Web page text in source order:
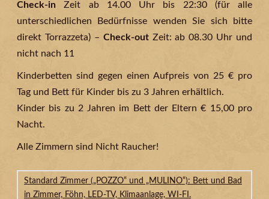
Check-in Zeit ab 14.00 Uhr bis 22:30 (für alle
unterschiedlichen Bedürfnisse wenden Sie sich bitte
direkt Torrazzeta) – Check-outZeit: ab 08.30 Uhr und
nicht nach 11
Kinderbetten sind gegen einen Aufpreis von 25 € pro
Tag und Bett für Kinder bis zu 3 Jahren erhältlich.
Kinder bis zu 2 Jahren im Bett der Eltern € 15,00 pro
Nacht.
Alle Zimmern sind Nicht Raucher!
Standard Zimmer („POZZO“ und „MULINO“): Bett und Bad
in Zimmer, Föhn, LED-TV, Klimaanlage, WI-FI.